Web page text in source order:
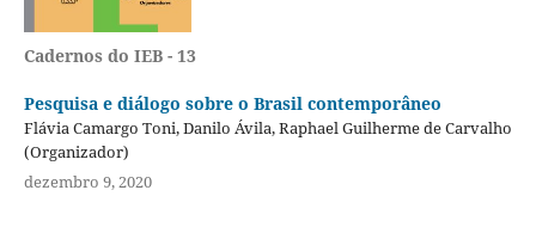
Cadernos do IEB - 13
Pesquisa e diálogo sobre o Brasil contemporâneo
Flávia Camargo Toni, Danilo Ávila, Raphael Guilherme de Carvalho
(Organizador)
dezembro 9, 2020